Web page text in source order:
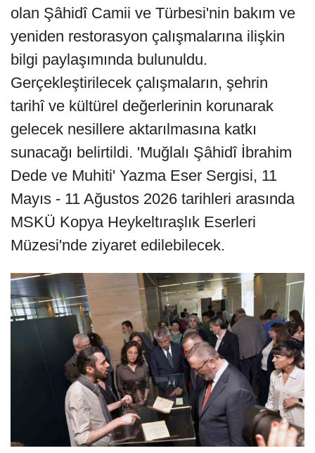
olan Şâhidî Camii ve Türbesi'nin bakım ve
yeniden restorasyon çalışmalarına ilişkin
bilgi paylaşımında bulunuldu.
Gerçekleştirilecek çalışmaların, şehrin
tarihî ve kültürel değerlerinin korunarak
gelecek nesillere aktarılmasına katkı
sunacağı belirtildi. 'Muğlalı Şâhidî İbrahim
Dede ve Muhiti' Yazma Eser Sergisi, 11
Mayıs - 11 Ağustos 2026 tarihleri arasında
MSKÜ Kopya Heykeltıraşlık Eserleri
Müzesi'nde ziyaret edilebilecek.